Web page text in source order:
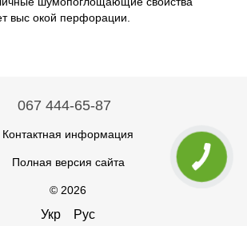
выс окой перфорации.
067 444-65-87
Контактная информация
Полная версия сайта
© 2026
Укр Рус